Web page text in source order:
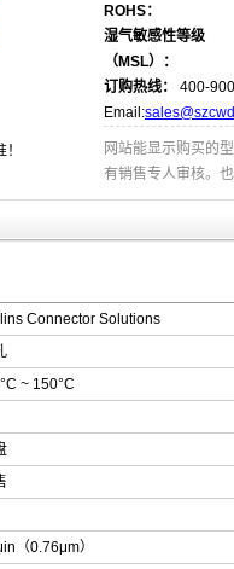
ROHS：
湿气敏感性等级
（MSL）：
订购热线：
400-
Email:
网站能显示购买的
有销售专人审核。
Connector Solutions
~ 150°C
（0.76μm）